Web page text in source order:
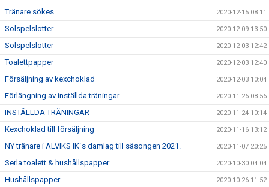
Tränare sökes 2020-12-15 08:11
Solspelslotter 2020-12-09 13:50
Solspelslotter 2020-12-03 12:42
Toalettpapper 2020-12-03 12:40
Försäljning av kexchoklad 2020-12-03 10:04
Förlängning av inställda träningar 2020-11-26 08:56
INSTÄLLDA TRÄNINGAR 2020-11-24 10:14
Kexchoklad till försäljning 2020-11-16 13:12
NY tränare i ALVIKS IK´s damlag till säsongen 2021. 2020-11-07 20:25
Serla toalett & hushållspapper 2020-10-30 04:04
Hushållspapper 2020-10-26 11:52